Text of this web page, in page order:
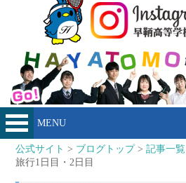
MENU
公式サイト > ブログトップ>記事一覧
旅行1日目・2日目